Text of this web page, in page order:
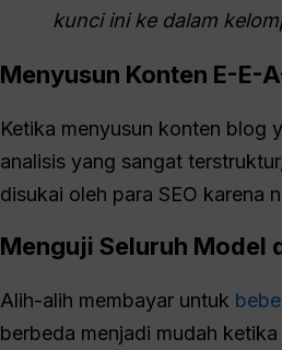
kunci ini ke dalam
Menyusun Konten E-E-
Ketika menyusun konten blog
analisis yang sangat
disukai oleh para SEO karena
Menguji Seluruh Model
Alih-alih membayar untuk
berbeda menjadi mudah